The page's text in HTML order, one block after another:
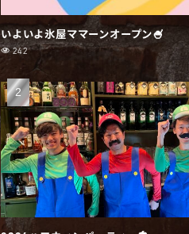
いよいよ氷屋ママーンオープン🍧
242